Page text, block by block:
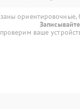
ориентировочные,
ваше